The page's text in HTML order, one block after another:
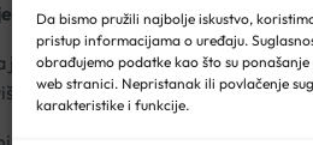
Da bismo pružili najbolje iskustvo,
pristup informacijama o uređaju.
obrađujemo podatke kao što su
web stranici. Nepristanak ili povlačenje
karakteristike i funkcije.
s puno pažnje.
je posebnobogata beta-
od pukog poboljšanja vida.